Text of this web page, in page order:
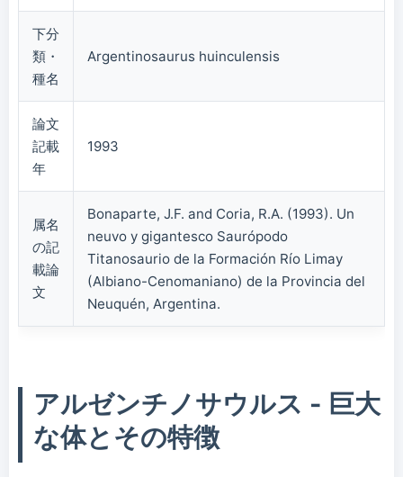
下分
類・
種名
Argentinosaurus huinculensis
論文
記載
年
1993
属名
の記
載論
文
Bonaparte, J.F. and Coria, R.A. (1993). Un
neuvo y gigantesco Saurópodo
Titanosaurio de la Formación Río Limay
(Albiano-Cenomaniano) de la Provincia del
Neuquén, Argentina.
アルゼンチノサウルス - 巨大
な体とその特徴